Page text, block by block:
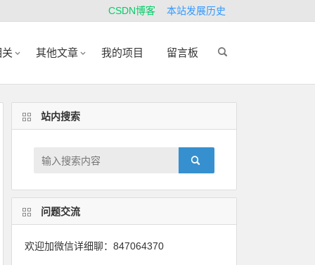
CSDN博客 本站发展历史
其他文章 我的项目 留言板
站内搜索
问题交流
欢迎加微信详细聊：847064370